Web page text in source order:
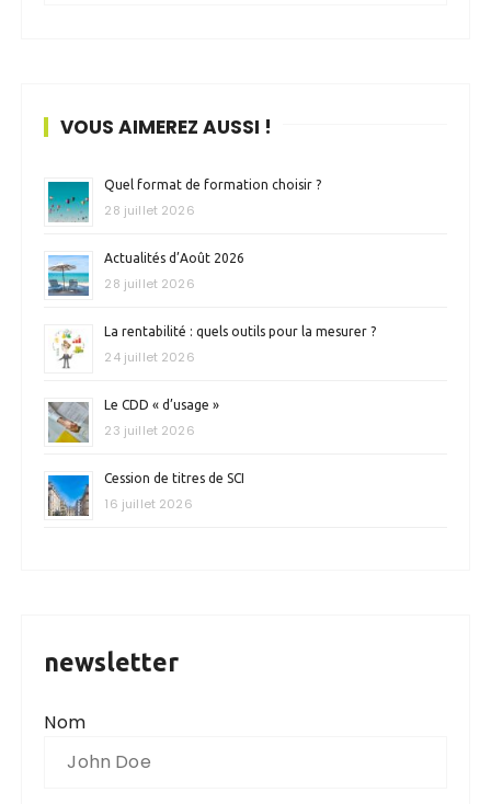
VOUS AIMEREZ AUSSI !
Quel format de formation choisir ?
28 juillet 2026
Actualités d’Août 2026
28 juillet 2026
La rentabilité : quels outils pour la mesurer ?
24 juillet 2026
Le CDD « d’usage »
23 juillet 2026
Cession de titres de SCI
16 juillet 2026
newsletter
Nom